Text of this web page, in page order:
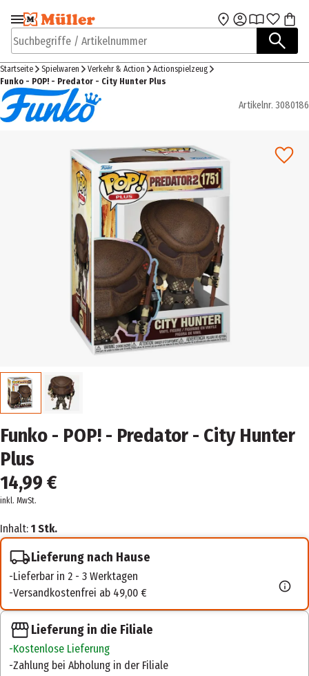
Zur Navigation
springen
Zum Hauptinhalt
Suchbegriffe / Artikelnummer
Startseite Spielwaren Verkehr & Action
Actionspielzeug
Funko - POP! - Predator - City Hunter Plus
Artikelnr. 3080186
Funko - POP! - Predator - City Hunter
Plus
14,99 €
inkl. MwSt.
Inhalt: 1 Stk.
Lieferung nach Hause
Lieferbar in 2 - 3 Werktagen
Versandkostenfrei ab 49,00 €
Lieferung in die Filiale
Kostenlose Lieferung
Zahlung bei Abholung in der Filiale